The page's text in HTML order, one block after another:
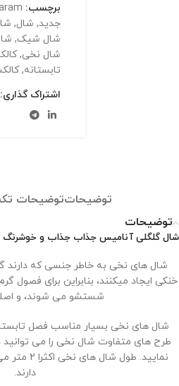
برچسب:
جدید, شال,
شال شیک,
شال نخی,
تابستانه,
اشتراک گذاری:
توضیحاتتوضیحات
توضیحات
شال گلگلی آنامیس جذاب جذاب و خوشرنگ
شال های نخی به خاطر جنسی که دارند
خنکی ایجاد میکنند، بنابراین برای
شستشو می شوند، و
شال های نخی بسیار مناسب فصل
طرح های متفاوت شال نخی را می
نمایید.
دارند.